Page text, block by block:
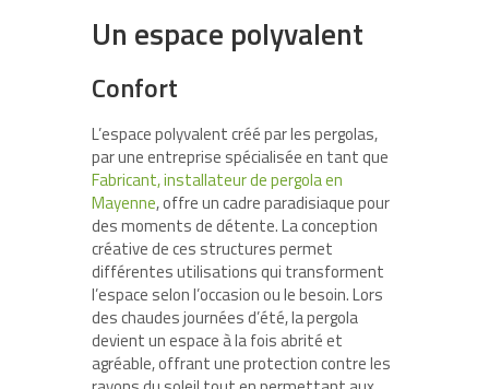
Un espace polyvalent
Confort
L’espace polyvalent créé par les pergolas,
par une entreprise spécialisée en tant que
Fabricant, installateur de pergola en
Mayenne, offre un cadre paradisiaque pour
des moments de détente. La conception
créative de ces structures permet
différentes utilisations qui transforment
l’espace selon l’occasion ou le besoin. Lors
des chaudes journées d’été, la pergola
devient un espace à la fois abrité et
agréable, offrant une protection contre les